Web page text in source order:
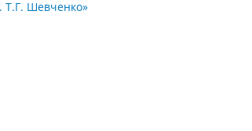
Т.Г. Шевченко»